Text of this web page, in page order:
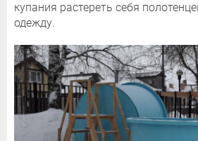
купания растереть себя
одежду.